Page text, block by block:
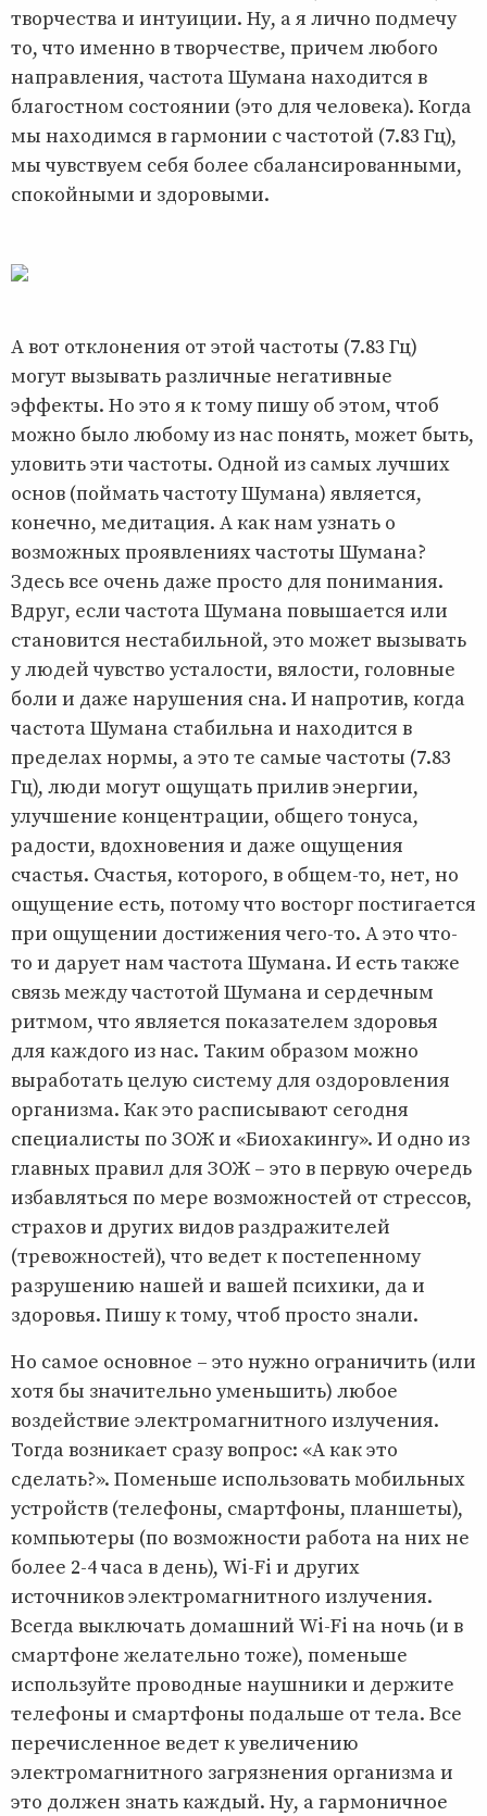
творчества и интуиции. Ну, а я лично подмечу
то, что именно в творчестве, причем любого
направления, частота Шумана находится в
благостном состоянии (это для человека). Когда
мы находимся в гармонии с частотой (7.83 Гц),
мы чувствуем себя более сбалансированными,
спокойными и здоровыми.
А вот отклонения от этой частоты (7.83 Гц)
могут вызывать различные негативные
эффекты. Но это я к тому пишу об этом, чтоб
можно было любому из нас понять, может быть,
уловить эти частоты. Одной из самых лучших
основ (поймать частоту Шумана) является,
конечно, медитация. А как нам узнать о
возможных проявлениях частоты Шумана?
Здесь все очень даже просто для понимания.
Вдруг, если частота Шумана повышается или
становится нестабильной, это может вызывать
у людей чувство усталости, вялости, головные
боли и даже нарушения сна. И напротив, когда
частота Шумана стабильна и находится в
пределах нормы, а это те самые частоты (7.83
Гц), люди могут ощущать прилив энергии,
улучшение концентрации, общего тонуса,
радости, вдохновения и даже ощущения
счастья. Счастья, которого, в общем-то, нет, но
ощущение есть, потому что восторг постигается
при ощущении достижения чего-то. А это что-
то и дарует нам частота Шумана. И есть также
связь между частотой Шумана и сердечным
ритмом, что является показателем здоровья
для каждого из нас. Таким образом можно
выработать целую систему для оздоровления
организма. Как это расписывают сегодня
специалисты по ЗОЖ и «Биохакингу». И одно из
главных правил для ЗОЖ – это в первую очередь
избавляться по мере возможностей от стрессов,
страхов и других видов раздражителей
(тревожностей), что ведет к постепенному
разрушению нашей и вашей психики, да и
здоровья. Пишу к тому, чтоб просто знали.
Но самое основное – это нужно ограничить (или
хотя бы значительно уменьшить) любое
воздействие электромагнитного излучения.
Тогда возникает сразу вопрос: «А как это
сделать?». Поменьше использовать мобильных
устройств (телефоны, смартфоны, планшеты),
компьютеры (по возможности работа на них не
более 2-4 часа в день), Wi-Fi и других
источников электромагнитного излучения.
Всегда выключать домашний Wi-Fi на ночь (и в
смартфоне желательно тоже), поменьше
используйте проводные наушники и держите
телефоны и смартфоны подальше от тела. Все
перечисленное ведет к увеличению
электромагнитного загрязнения организма и
это должен знать каждый. Ну, а гармоничное